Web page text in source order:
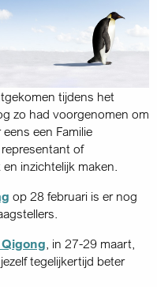
tijdens het
zo had voorgenomen om
een Familie
of
inzichtelijk maken.
op 28 februari is er nog
, in 27-29 maart,
tegelijkertijd beter